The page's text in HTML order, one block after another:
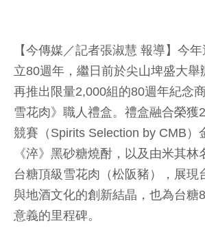
【今傳媒／記者張淑慧 報導】今
立80週年，繼日前於尖山埤盛大舉
再推出限量2,000組的80週年紀念
雪花肉》職人禮盒。禮盒融合榮獲
競賽（Spirits Selection by CMB）
《淬》黑砂糖燒酎，以及由米其林
台糖頂級雪花肉（松阪豬），展現
與地酒文化的創新結晶，也為台糖
意義的里程碑。